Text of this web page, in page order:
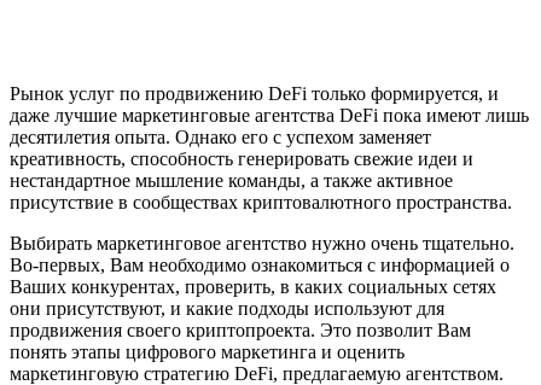
Рынок услуг по продвижению DeFi только формируется, и
даже лучшие маркетинговые агентства DeFi пока имеют лишь
десятилетия опыта. Однако его с успехом заменяет
креативность, способность генерировать свежие идеи и
нестандартное мышление команды, а также активное
присутствие в сообществах криптовалютного пространства.
Выбирать маркетинговое агентство нужно очень тщательно.
Во-первых, Вам необходимо ознакомиться с информацией о
Ваших конкурентах, проверить, в каких социальных сетях
они присутствуют, и какие подходы используют для
продвижения своего криптопроекта. Это позволит Вам
понять этапы цифрового маркетинга и оценить
маркетинговую стратегию DeFi, предлагаемую агентством.